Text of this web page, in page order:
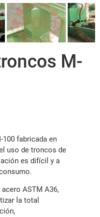
M-
fabricada en
uso de troncos de
es difícil y a
ASTM A36,
la total